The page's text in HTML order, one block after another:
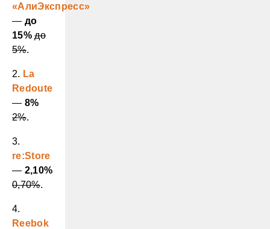
«АлиЭкспресс»
— до
15% до
5%.
2. La
Redoute
— 8%
2%.
3.
re:Store
— 2,10%
0,70%.
4.
Reebok